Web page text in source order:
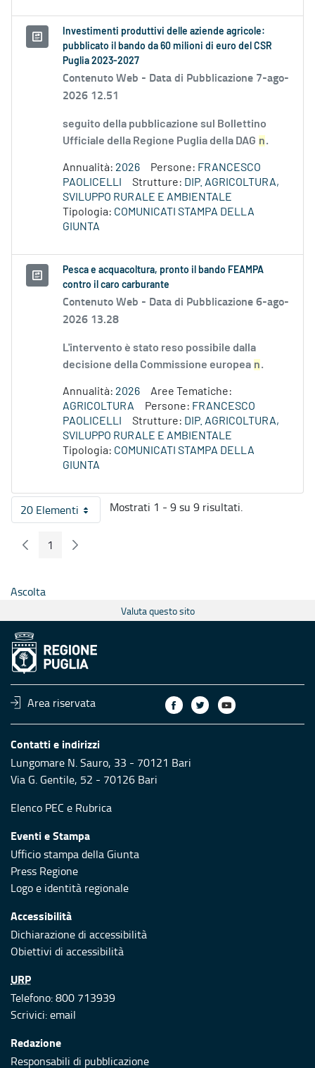
Investimenti produttivi delle aziende agricole:
pubblicato il bando da 60 milioni di euro del CSR
Puglia 2023-2027
Contenuto Web - Data di Pubblicazione 7-ago-
2026 12.51
seguito della pubblicazione sul Bollettino
Ufficiale della Regione Puglia della DAG n.
Annualità: 2026 Persone: FRANCESCO
PAOLICELLI
Strutture: DIP. AGRICOLTURA,
SVILUPPO RURALE E AMBIENTALE
Tipologia: COMUNICATI STAMPA DELLA
GIUNTA
Pesca e acquacoltura, pronto il bando FEAMPA
contro il caro carburante
Contenuto Web - Data di Pubblicazione 6-ago-
2026 13.28
L'intervento è stato reso possibile dalla
decisione della Commissione europea n.
Annualità: 2026
Aree Tematiche:
AGRICOLTURA
Persone: FRANCESCO
PAOLICELLI
Strutture: DIP. AGRICOLTURA,
SVILUPPO RURALE E AMBIENTALE
Tipologia: COMUNICATI STAMPA DELLA
GIUNTA
20 ElementiPer pagina
Mostrati 1 - 9 su 9 risultati.
Pagina Precedente
Pagina
1 Pagina Seguente
Ascolta
Valuta questo sito
Area riservata
Contatti e indirizzi
Lungomare N. Sauro, 33 - 70121 Bari
Via G. Gentile, 52 - 70126 Bari
Elenco PEC e Rubrica
Eventi e Stampa
Ufficio stampa della Giunta
Press Regione
Logo e identità regionale
Accessibilità
Dichiarazione di accessibilità
Obiettivi di accessibilità
URP
Telefono: 800 713939
Scrivici:email
Redazione
Responsabili di pubblicazione